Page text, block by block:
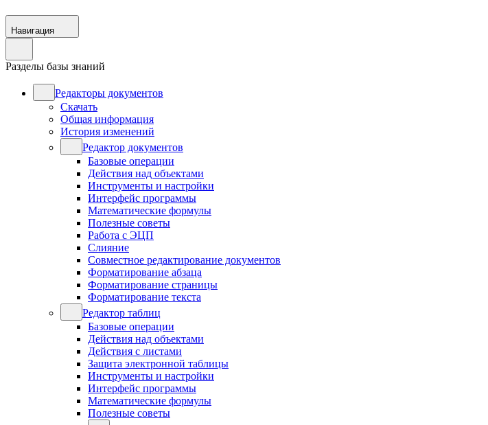
Навигация
Разделы базы знаний
Редакторы документов
Скачать
Общая информация
История изменений
Редактор документов
Базовые операции
Действия над объектами
Инструменты и настройки
Интерфейс программы
Математические формулы
Полезные советы
Работа с ЭЦП
Слияние
Совместное редактирование документов
Форматирование абзаца
Форматирование страницы
Форматирование текста
Редактор таблиц
Базовые операции
Действия над объектами
Действия с листами
Защита электронной таблицы
Инструменты и настройки
Интерфейс программы
Математические формулы
Полезные советы